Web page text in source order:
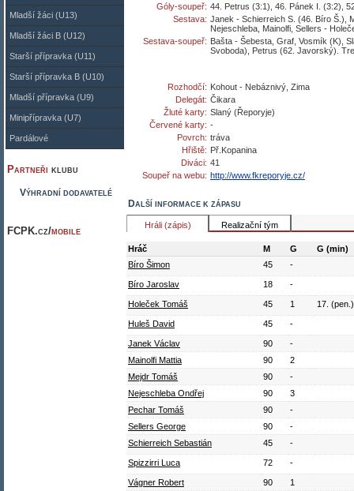
Mladší žáci (U13)
Mladší žáci B (U12)
Starší přípravka (U11)
Starší přípravka B (U10)
Mladší přípravka (U9)
Minipřípravka (U7)
Pardálové
Partneři klubu
Výhradní dodavatelé
FCPK.cz/mobile
Góly-soupeř: 44. Petrus (3:1), 46. Pánek I. (3:2),
Sestava: Janek - Schierreich S. (46. Bíro Š.),
Nejeschleba, Mainolfi, Sellers -
Sestava-soupeř: Bašta - Šebesta, Graf, Vosmík (K),
Svoboda), Petrus (62. Javorský).
Rozhodčí: Kohout - Nebáznivý, Zima
Delegát: Čikara
Žluté karty: Slaný (Řeporyje)
Červené karty: -
Povrch: tráva
Hřiště: Př.Kopanina
Diváci: 41
Soupeř na webu: http://www.fkreporyje.cz/
Další informace k zápasu
Hráli (zápis) Realizační tým
Hráč M G
G (min)
Bíro Šimon
45 -
Bíro Jaroslav 18 -
Holeček Tomáš 45 1 17.
Huleš David 45 -
Janek Václav 90
-
Mainolfi Mattia
90
2
Mejdr Tomáš
90
-
Nejeschleba Ondřej
90
3
Pechar Tomáš
90
-
Sellers George
90
-
Schierreich Sebastián
45 -
Spizzirri Luca 72 -
Vágner Robert 90
1